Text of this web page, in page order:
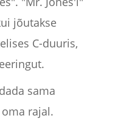
jõutakse
C-duuris,
sama
rajal.